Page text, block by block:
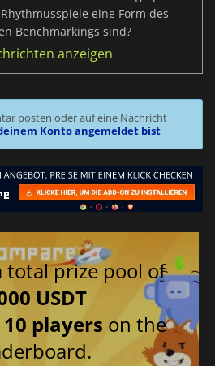
eine Form des
Benchmarkings sind?
anzeigen
posten oder auf eine Nachricht
Konto angemeldet bist
total prize pool of
USDT
players on the